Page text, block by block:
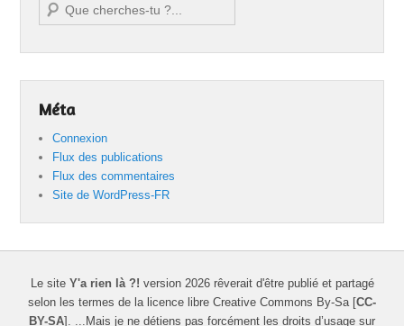
Recherche
Méta
Connexion
Flux des publications
Flux des commentaires
Site de WordPress-FR
Le site Y'a rien là ?! version 2026 rêverait d'être publié et partagé
selon les termes de la licence libre Creative Commons By-Sa [CC-
BY-SA]. ...Mais je ne détiens pas forcément les droits d’usage sur